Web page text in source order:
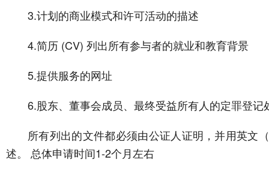
3.计划的商业模式和许可活动的描述
4.简历 (CV) 列出所有参与者的就业和教育背景
5.提供服务的网址
6.股东、董事会成员、最终受益所有人的定罪登
所有列出的文件都必须由公证人证明，并用英文
述。 总体申请时间1-2个月左右